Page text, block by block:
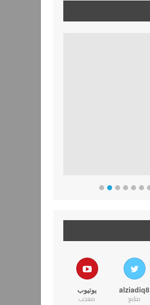
alziadiq8
متابع
يوتيوب
معجب